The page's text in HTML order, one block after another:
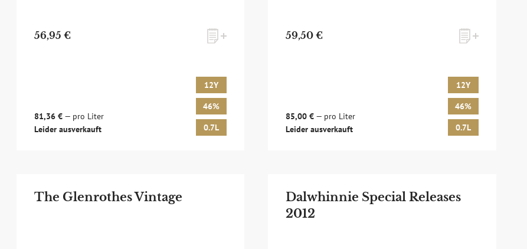
56,95 €
81,36 €— pro Liter
Leider ausverkauft
12Y
46%
0.7L
59,50 €
85,00 € — pro Liter
Leider ausverkauft
12Y
46%
0.7L
The Glenrothes Vintage
Dalwhinnie Special Releases
2012